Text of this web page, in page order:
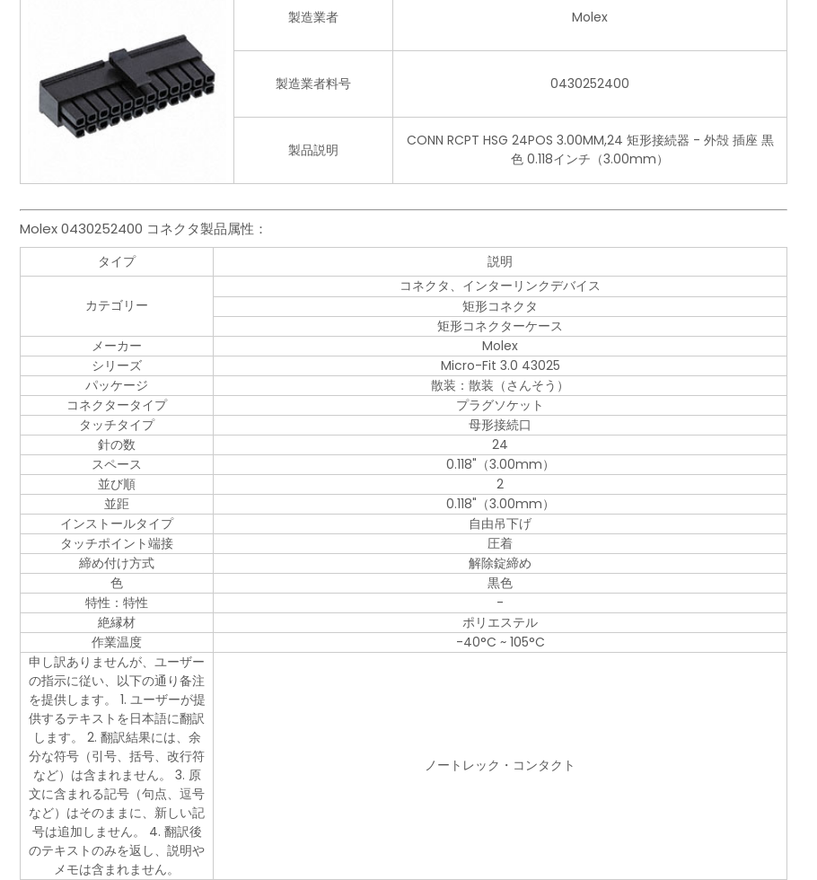
製造業者 Molex
製造業者料号 0430252400
製品説明
CONN RCPT HSG 24POS 3.00MM,24 矩形接続器 - 外殻 插座 黒
色 0.118インチ（3.00mm）
Molex 0430252400 コネクタ製品属性：
タイプ 説明
カテゴリー
コネクタ、インターリンクデバイス
矩形コネクタ
矩形コネクターケース
メーカー
Molex
シリーズ
Micro-Fit 3.0 43025
パッケージ
散装：散装（さんそう）
コネクタータイプ
プラグソケット
タッチタイプ
母形接続口
針の数
24
スペース
0.118"（3.00mm）
並び順
2
並距
0.118"（3.00mm）
インストールタイプ
自由吊下げ
タッチポイント端接
圧着
締め付け方式
解除錠締め
色
黒色
特性：特性
-
絶縁材
ポリエステル
作業温度
-40°C ~ 105°C
申し訳ありませんが、ユーザー
の指示に従い、以下の通り备注
を提供します。 1. ユーザーが提
供するテキストを日本語に翻訳
します。 2. 翻訳結果には、余
分な符号（引号、括号、改行符
など）は含まれません。 3. 原
文に含まれる記号（句点、逗号
など）はそのままに、新しい記
号は追加しません。 4. 翻訳後
のテキストのみを返し、説明や
メモは含まれません。
ノートレック・コンタクト